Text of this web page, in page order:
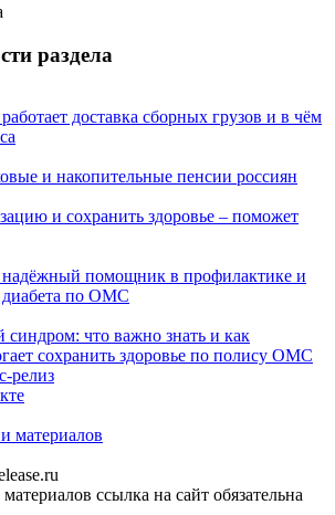
раздела
доставка сборных грузов и в чём
и накопительные пенсии россиян
и сохранить здоровье – поможет
помощник в профилактике и
диабета по ОМС
что важно знать и как
сохранить здоровье по полису ОМС
релиз
материалов
ссылка на сайт обязательна